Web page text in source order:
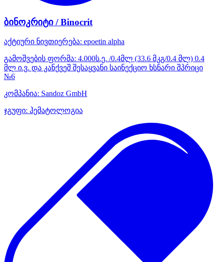
ბინოკრიტი / Binocrit
აქტიური ნივთიერება: epoetin alpha
გამოშვების ფორმა: 4.000ს.ე. /0.4მლ (33.6 მკგ/0.4 მლ) 0.4
მლ ი.ვ. და კანქვეშ შესაყვანი საინექციო ხსნარი შპრიცი
№6
კომპანია: Sandoz GmbH
ჯგუფი: ჰემატოლოგია